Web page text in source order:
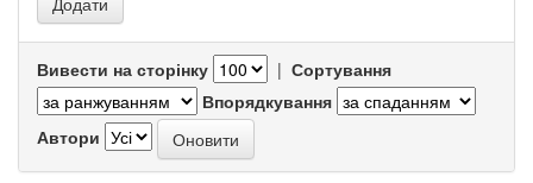
Вивести на сторінку | Сортування
Впорядкування
Автори